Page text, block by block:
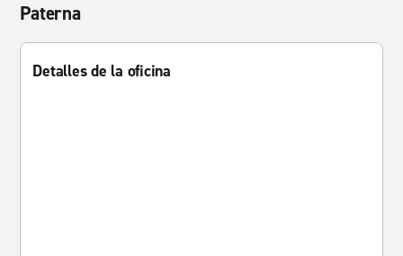
Paterna
Detalles de la oficina